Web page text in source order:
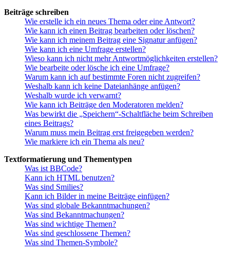
Beiträge schreiben
Wie erstelle ich ein neues Thema oder eine Antwort?
Wie kann ich einen Beitrag bearbeiten oder löschen?
Wie kann ich meinem Beitrag eine Signatur anfügen?
Wie kann ich eine Umfrage erstellen?
Wieso kann ich nicht mehr Antwortmöglichkeiten erstellen?
Wie bearbeite oder lösche ich eine Umfrage?
Warum kann ich auf bestimmte Foren nicht zugreifen?
Weshalb kann ich keine Dateianhänge anfügen?
Weshalb wurde ich verwarnt?
Wie kann ich Beiträge den Moderatoren melden?
Was bewirkt die „Speichern“-Schaltfläche beim Schreiben
eines Beitrags?
Warum muss mein Beitrag erst freigegeben werden?
Wie markiere ich ein Thema als neu?
Textformatierung und Thementypen
Was ist BBCode?
Kann ich HTML benutzen?
Was sind Smilies?
Kann ich Bilder in meine Beiträge einfügen?
Was sind globale Bekanntmachungen?
Was sind Bekanntmachungen?
Was sind wichtige Themen?
Was sind geschlossene Themen?
Was sind Themen-Symbole?